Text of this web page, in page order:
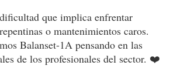
que implica enfrentar
o mantenimientos caros.
Balanset-1A pensando en las
de los profesionales del sector. ❤️